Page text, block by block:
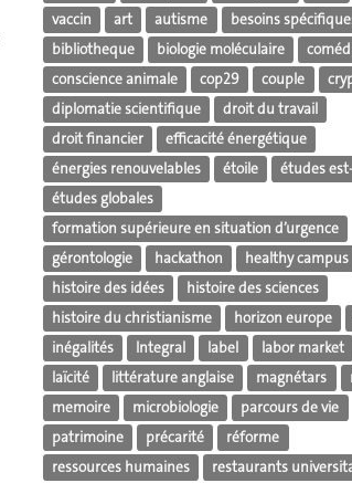
vaccin
art autisme
besoins
bibliotheque
biologie moléculaire
conscience animale
cop29 couple
diplomatie scientifique
droit du travail
droit financier
efficacité énergétique
énergies renouvelables
étoile
études
études globales
formation supérieure en situation d’urgence
gérontologie
hackathon
healthy campus
histoire des idées
histoire des sciences
histoire du christianisme
horizon europe
inégalités
Integral label labor market
laïcité
littérature anglaise magnétars
memoire
microbiologie
parcours de vie
patrimoine
précarité
réforme
ressources humaines
restaurants